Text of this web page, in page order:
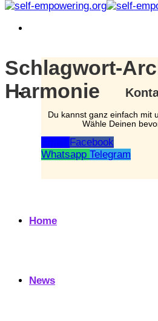
Du kannst ganz einfach mit
Wähle Deinen
Facebook
Whatsapp Telegram
Home
News
Schlagwort-
Harmonie